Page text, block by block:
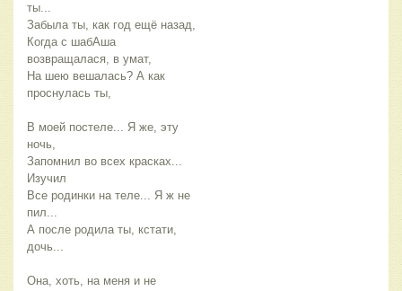
ты...
Забыла ты, как год ещё назад,
Когда с шабАша
возвращалася, в умат,
На шею вешалась? А как
проснулась ты,
В моей постеле... Я же, эту
ночь,
Запомнил во всех красках...
Изучил
Все родинки на теле... Я ж не
пил...
А после родила ты, кстати,
дочь...
Она, хоть, на меня и не